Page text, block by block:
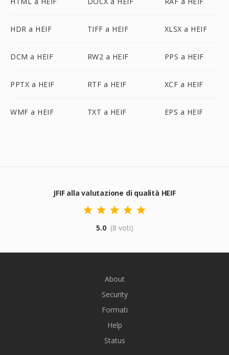
HDR a HEIF TIFF a HEIF XLSX a HEIF
DCM a HEIF RW2 a HEIF PPS a HEIF
PPTX a HEIF RTF a HEIF XCF a HEIF
WMF a HEIF TXT a HEIF EPS a HEIF
JFIF alla valutazione di qualità HEIF
5.0 (8 voti)
About
Security
Formati
Help
Status